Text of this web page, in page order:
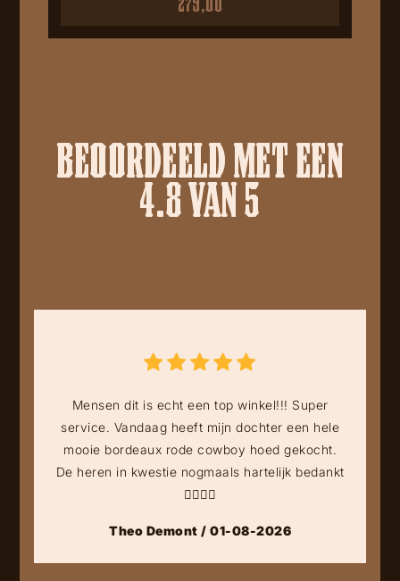
BEOORDEELD MET EEN
4.8 VAN 5
Mensen dit is echt een top winkel!!! Super
service. Vandaag heeft mijn dochter een hele
mooie bordeaux rode cowboy hoed gekocht.
De heren in kwestie nogmaals hartelijk bedankt
👍🏻👍🏻
Theo Demont / 01-08-2026